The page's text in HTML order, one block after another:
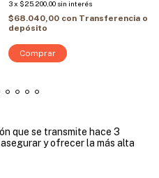
3x $25.200,00 sin interés
$68.040,00 con Transferencia o
depósito
Comprar
que se transmite hace 3
y ofrecer la más alta